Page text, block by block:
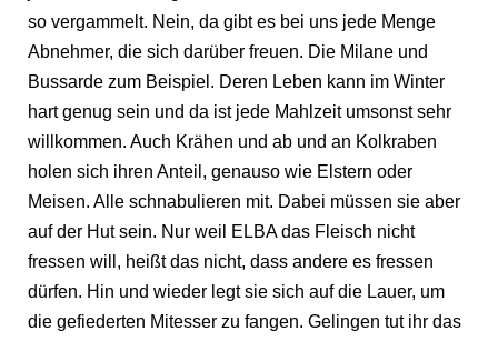
so vergammelt. Nein, da gibt es bei uns jede Menge
Abnehmer, die sich darüber freuen. Die Milane und
Bussarde zum Beispiel. Deren Leben kann im Winter
hart genug sein und da ist jede Mahlzeit umsonst sehr
willkommen. Auch Krähen und ab und an Kolkraben
holen sich ihren Anteil, genauso wie Elstern oder
Meisen. Alle schnabulieren mit. Dabei müssen sie aber
auf der Hut sein. Nur weil ELBA das Fleisch nicht
fressen will, heißt das nicht, dass andere es fressen
dürfen. Hin und wieder legt sie sich auf die Lauer, um
die gefiederten Mitesser zu fangen. Gelingen tut ihr das